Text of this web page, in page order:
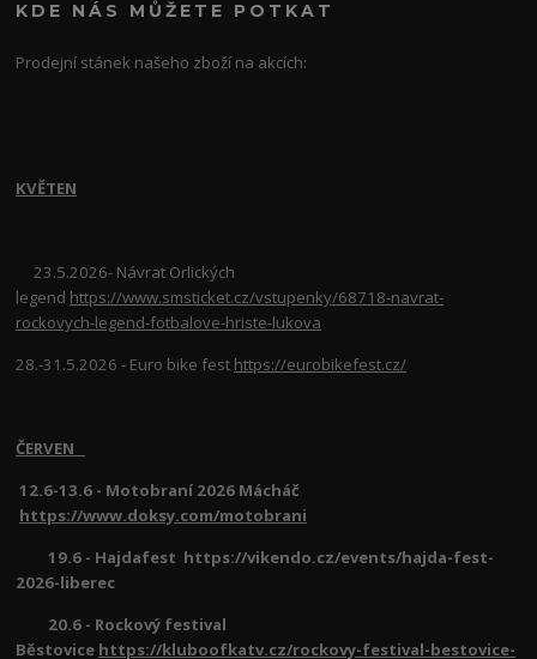
KDE NÁS MŮŽETE POTKAT
Prodejní stánek našeho zboží na akcích:
KVĚTEN
23.5.2026- Návrat Orlických
legend https://www.smsticket.cz/vstupenky/68718-navrat-
rockovych-legend-fotbalove-hriste-lukova
28.-31.5.2026 - Euro bike fest https://eurobikefest.cz/
ČERVEN
12.6-13.6 - Motobraní 2026 Mácháč
https://www.doksy.com/motobrani
19.6 - Hajdafest https://vikendo.cz/events/hajda-fest-
2026-liberec
20.6 - Rockový festival
Běstovice https://kluboofkatv.cz/rockovy-festival-bestovice-